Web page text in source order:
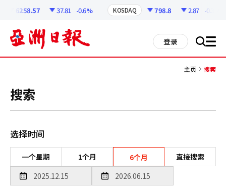
6258.57 37.81 -0.6% KOSDAQ 798.8 2.87 -0.36%
登录 搜 all
主页 搜索
搜索
选择时间
一个星期 1个月 6个月 直接搜索